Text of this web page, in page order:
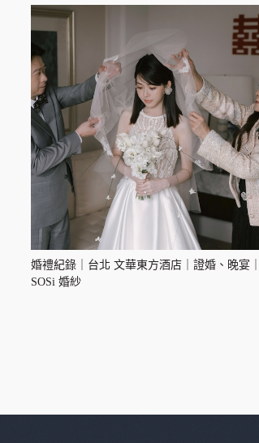
婚禮紀錄｜台北 文華東方酒店｜證婚、晚宴｜
SOSi 婚紗